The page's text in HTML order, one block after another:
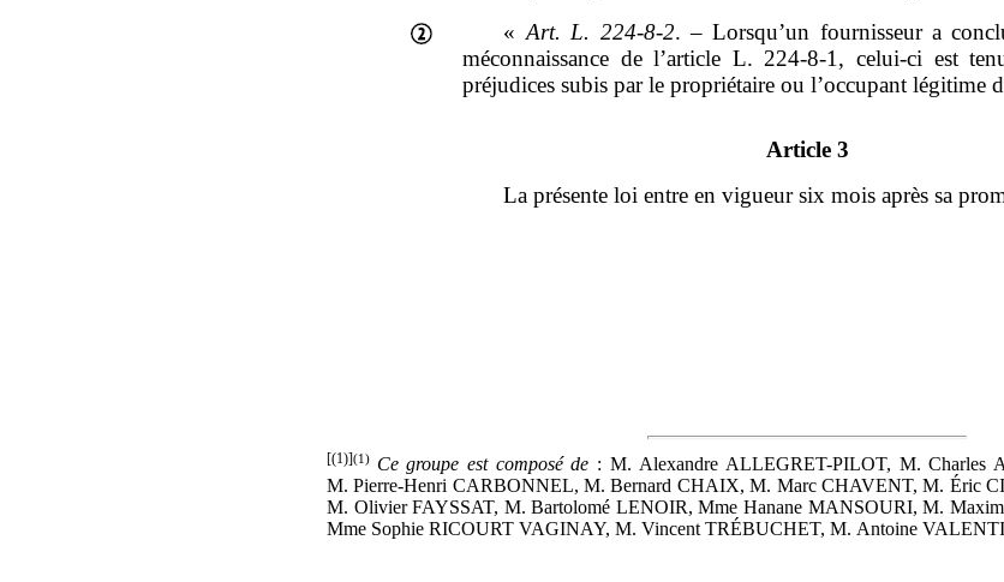
« Art. L. 224‑8‑2. – Lorsqu’un fournisseur a
méconnaissance de l’article L. 224‑8‑1, celui‑ci est
préjudices subis par le propriétaire ou l’occupant légitime
Article 3
La présente loi entre en vigueur six mois après sa
[(1)](1) Ce groupe est composé de : M. Alexandre ALLEGRET-PILOT, M. Charles
M. Pierre-Henri CARBONNEL, M. Bernard CHAIX, M. Marc CHAVENT, M. Éric
M. Olivier FAYSSAT, M. Bartolomé LENOIR, Mme Hanane MANSOURI, M.
Mme Sophie RICOURT VAGINAY, M. Vincent TRÉBUCHET, M. Antoine